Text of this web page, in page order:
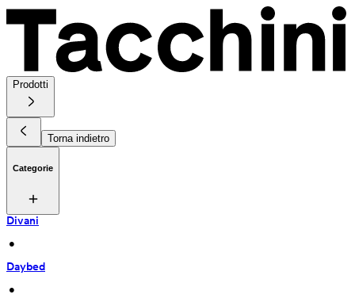
Prodotti
Torna indietro
Categorie
Divani
•
Daybed
•